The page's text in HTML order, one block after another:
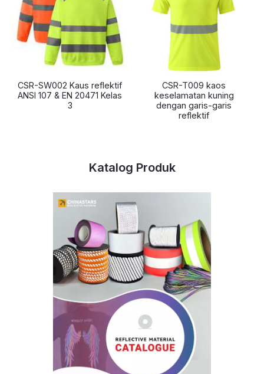
CSR-SW002 Kaus reflektif
ANSI 107 & EN 20471 Kelas
3
CSR-T009 kaos
keselamatan kuning
dengan garis-garis
reflektif
Katalog Produk